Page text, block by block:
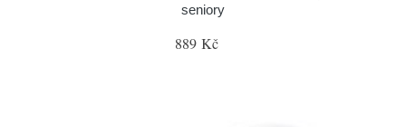
seniory
889 Kč